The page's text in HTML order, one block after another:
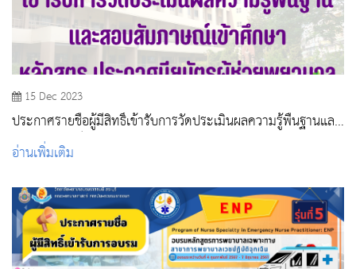
15 Dec 2023
ประกาศรายชื่อผู้มีสิทธิ์เข้ารับการวัดประเมินผลความรู้พื้นฐานและ
สอบสัมภาษณ์เข้าศึกษา หลักสูตรประกาศนียบัตรผู้ช่วยพยาบาล
รุ่นที่ 2 ประจำปีการศึกษา 2566
อ่านเพิ่มเติม